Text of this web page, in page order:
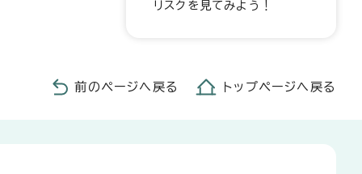
リスクを見てみよう！
前のページへ戻る トップページへ戻る